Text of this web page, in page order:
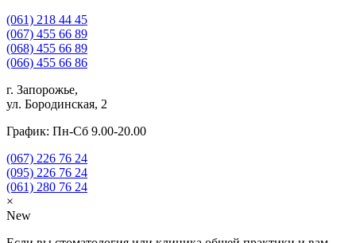
(061) 218 44 45
(067) 455 66 89
(068) 455 66 89
(066) 455 66 86
г. Запорожье,
ул. Бородинская, 2
График: Пн-Сб 9.00-20.00
(067) 226 76 24
(095) 226 76 24
(061) 280 76 24
×
New